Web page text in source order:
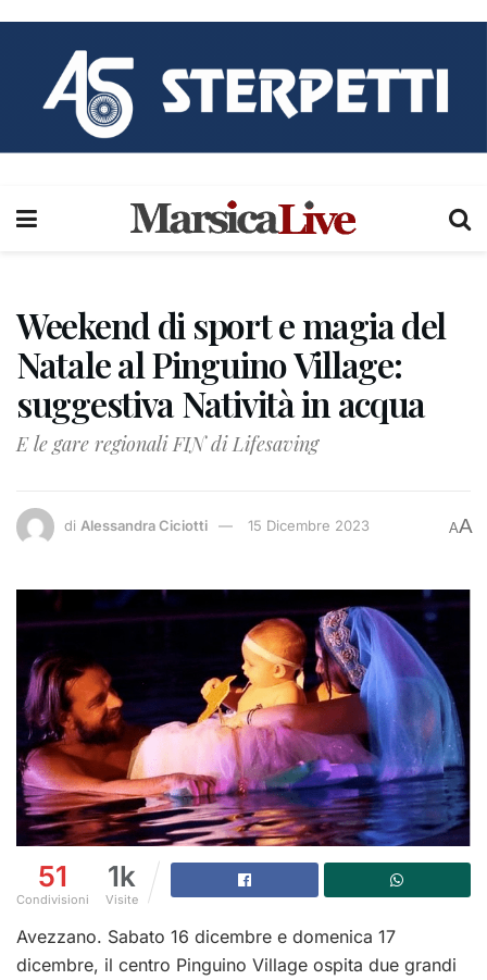
Weekend di sport e magia del
Natale al Pinguino Village:
suggestiva Natività in acqua
E le gare regionali FIN di Lifesaving
di Alessandra Ciciotti 15 Dicembre 2023 AA
51
Condivisioni
1k
Visite
Avezzano. Sabato 16 dicembre e domenica 17
dicembre, il centro Pinguino Village ospita due grandi